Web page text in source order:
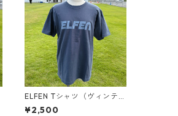
ELFEN Tシャツ（ヴィンテー
ジ風）ヘイジーネイビー
¥2,500